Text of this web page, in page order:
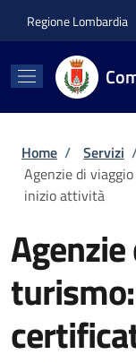
Regione Lombardia
Briciole
Home / Servizi
Agenzie di
inizio attività